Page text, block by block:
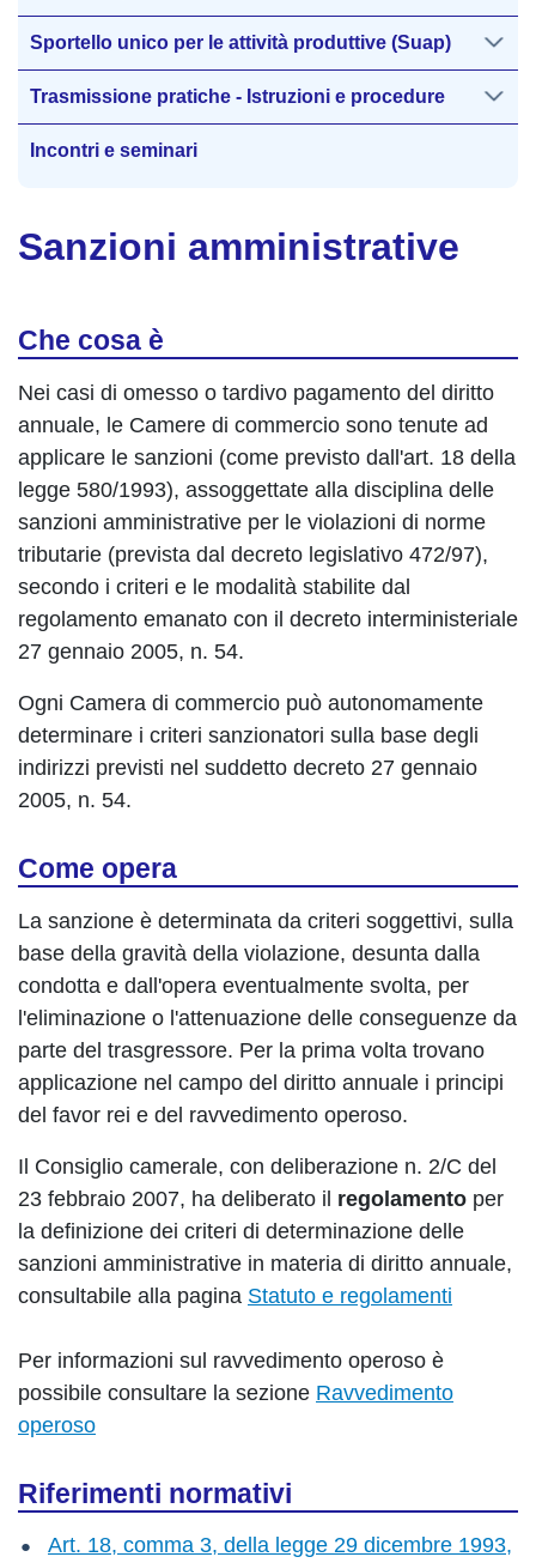
Sanzioni amministrative
Che cosa è
Nei casi di omesso o tardivo pagamento del diritto
annuale, le Camere di commercio sono tenute ad
applicare le sanzioni (come previsto dall'art. 18 della
legge 580/1993), assoggettate alla disciplina delle
sanzioni amministrative per le violazioni di norme
tributarie (prevista dal decreto legislativo 472/97),
secondo i criteri e le modalità stabilite dal
regolamento emanato con il decreto interministeriale
27 gennaio 2005, n. 54.
Ogni Camera di commercio può autonomamente
determinare i criteri sanzionatori sulla base degli
indirizzi previsti nel suddetto decreto 27 gennaio
2005, n. 54.
Come opera
La sanzione è determinata da criteri soggettivi, sulla
base della gravità della violazione, desunta dalla
condotta e dall'opera eventualmente svolta, per
l'eliminazione o l'attenuazione delle conseguenze da
parte del trasgressore. Per la prima volta trovano
applicazione nel campo del diritto annuale i principi
del favor rei e del ravvedimento operoso.
Il Consiglio camerale, con deliberazione n. 2/C del
23 febbraio 2007, ha deliberato il regolamento per
la definizione dei criteri di determinazione delle
sanzioni amministrative in materia di diritto annuale,
consultabile alla pagina Statuto e regolamenti
Per informazioni sul ravvedimento operoso è
possibile consultare la sezione Ravvedimento
operoso
Riferimenti normativi
Art. 18, comma 3, della legge 29 dicembre 1993,
Sportello unico per le attività produttive (Suap)
Trasmissione pratiche - Istruzioni e procedure
Incontri e seminari